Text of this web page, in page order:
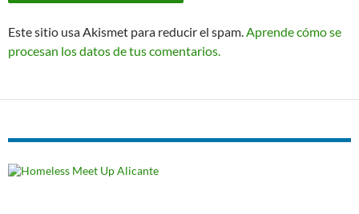
Este sitio usa Akismet para reducir el spam.Aprende cómo se
procesan los datos de tus comentarios.